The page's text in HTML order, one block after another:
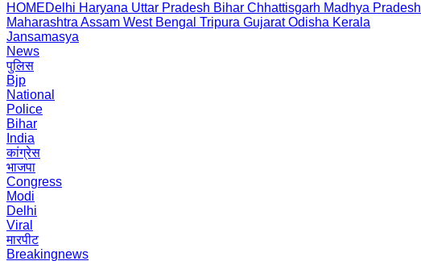
HOMEDelhi Haryana Uttar Pradesh Bihar Chhattisgarh Madhya Pradesh
Maharashtra Assam West Bengal Tripura Gujarat Odisha Kerala
Jansamasya
News
पुलिस
Bjp
National
Police
Bihar
India
कांग्रेस
भाजपा
Congress
Modi
Delhi
Viral
मारपीट
Breakingnews